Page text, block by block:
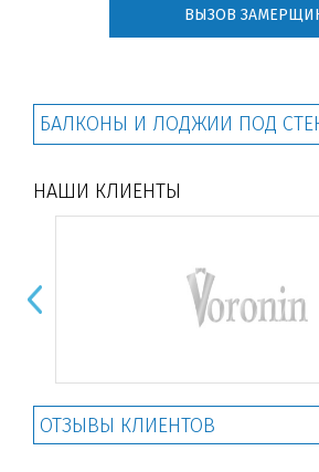
ВЫЗОВ
БАЛКОНЫ И ЛОДЖИИ ПОД
НАШИ КЛИЕНТЫ
ОТЗЫВЫ КЛИЕНТОВ